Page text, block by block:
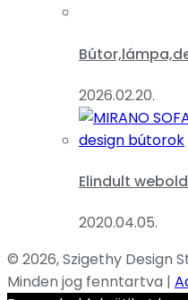
2026.02.20.
Elindult
2020.04.05.
© 2026, Szigethy Design
Minden jog fenntartva |